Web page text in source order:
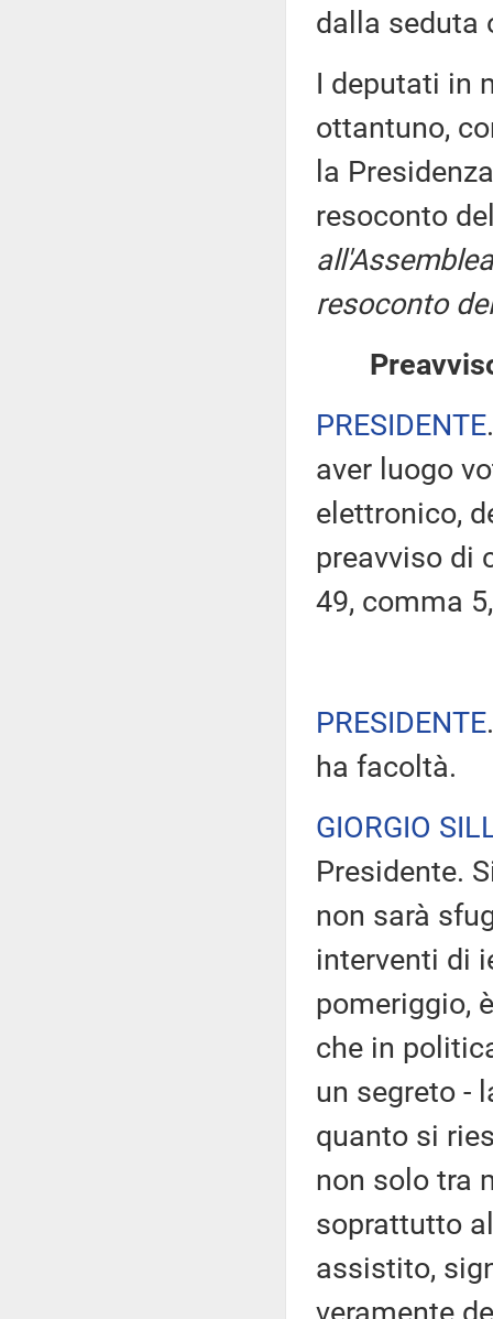
dalla seduta
I deputati in
ottantuno,
la
resoconto
resoconto
PRESIDENTE
aver luogo
elettronico,
preavviso di
49, comma
PRESIDENTE
ha facoltà.
GIORGIO
Presidente.
non sarà
interventi di
pomeriggio,
che in
un segreto -
quanto si
non solo tra
soprattutto
assistito,